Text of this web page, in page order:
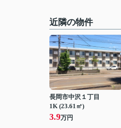
近隣の物件
長岡市中沢１丁目
1K (23.61㎡)
3.9万円